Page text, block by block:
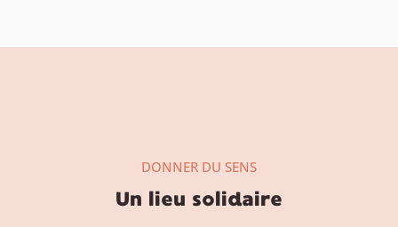
DONNER DU SENS
Un lieu solidaire